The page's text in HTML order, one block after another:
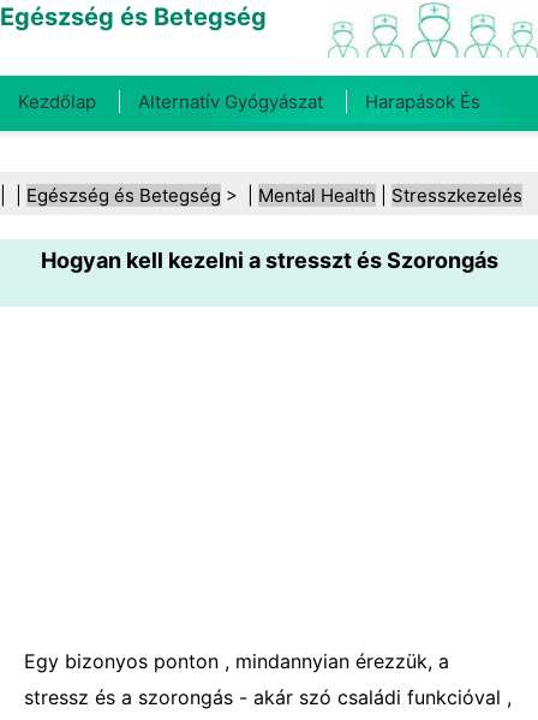
Egészség és Betegség
Kezdőlap Alternatív Gyógyászat Harapások És
Fogegészség Diéta És Táplálkozás Családi
Egészség Egészségügyi Ágazat Mentális Egészség
Közegészségügy És Biztonság Sebészet És
Egészség és Betegség > | Mental Health Stresszkezelés
Hogyan kell kezelni a stresszt és Szorongás
Egy bizonyos ponton , mindannyian érezzük, a
stressz és a szorongás - akár szó családi funkcióval ,